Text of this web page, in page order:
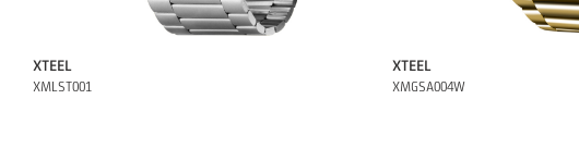
XTEEL
XMLST001
XTEEL
XMGSA004W